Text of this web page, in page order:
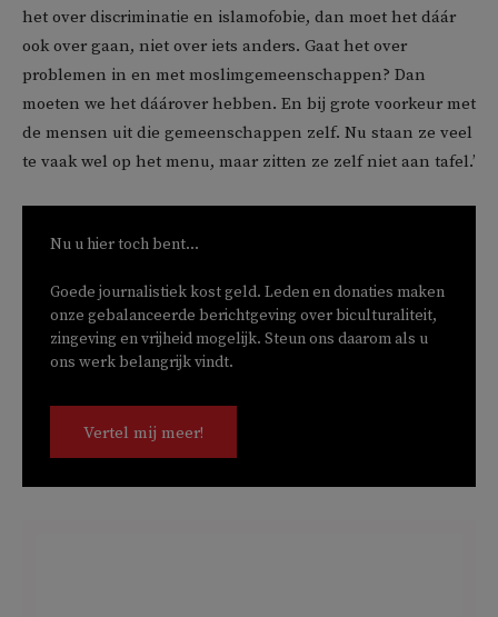
het over discriminatie en islamofobie, dan moet het dáár
ook over gaan, niet over iets anders. Gaat het over
problemen in en met moslimgemeenschappen? Dan
moeten we het dáárover hebben. En bij grote voorkeur met
de mensen uit die gemeenschappen zelf. Nu staan ze veel
te vaak wel op het menu, maar zitten ze zelf niet aan tafel.’
Nu u hier toch bent...
Goede journalistiek kost geld. Leden en donaties maken
onze gebalanceerde berichtgeving over biculturaliteit,
zingeving en vrijheid mogelijk. Steun ons daarom als u
ons werk belangrijk vindt.
Vertel mij meer!